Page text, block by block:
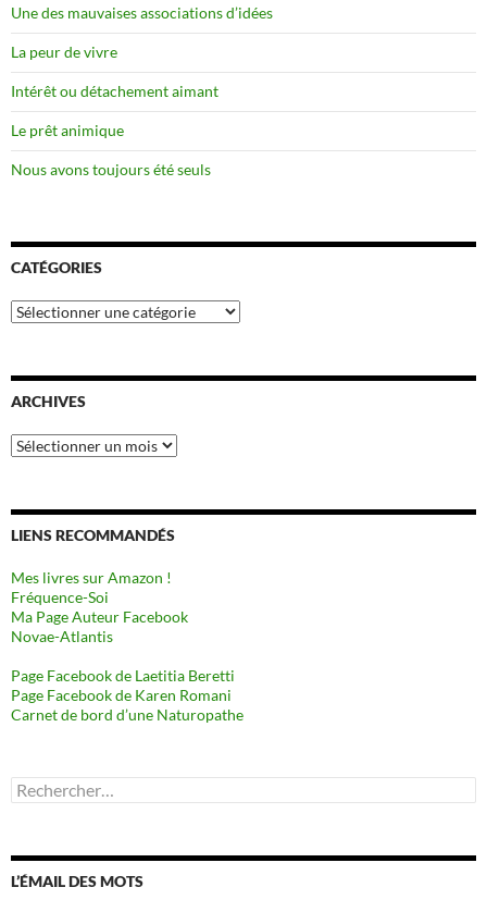
Une des mauvaises associations d’idées
La peur de vivre
Intérêt ou détachement aimant
Le prêt animique
Nous avons toujours été seuls
CATÉGORIES
Catégories
ARCHIVES
Archives
LIENS RECOMMANDÉS
Mes livres sur Amazon !
Fréquence-Soi
Ma Page Auteur Facebook
Novae-Atlantis
Page Facebook de Laetitia Beretti
Page Facebook de Karen Romani
Carnet de bord d’une Naturopathe
Rechercher :
L’ÉMAIL DES MOTS